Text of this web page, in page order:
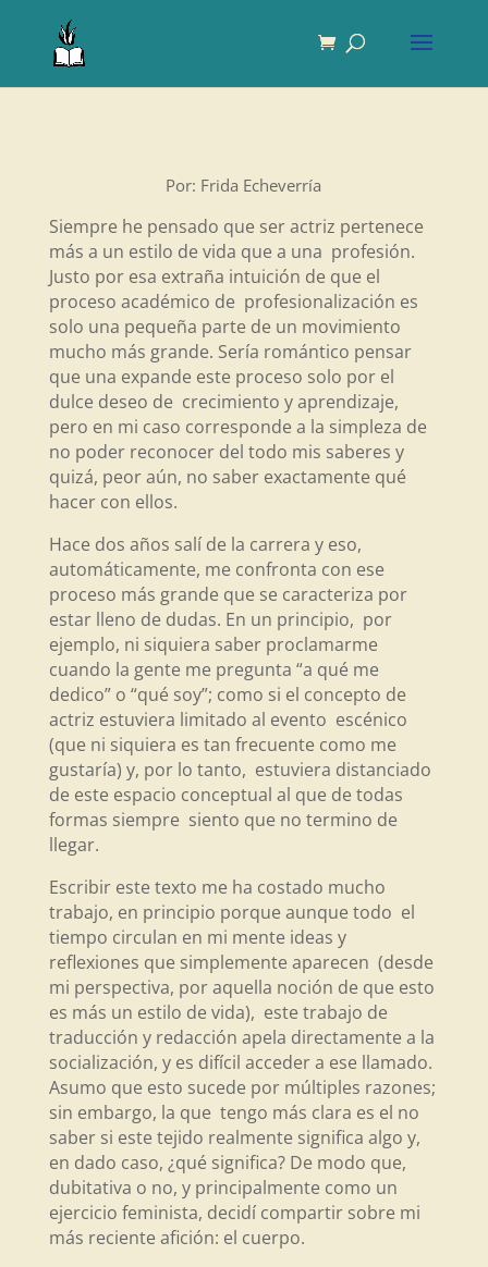
Por: Frida Echeverría
Siempre he pensado que ser actriz pertenece
más a un estilo de vida que a una profesión.
Justo por esa extraña intuición de que el
proceso académico de profesionalización es
solo una pequeña parte de un movimiento
mucho más grande. Sería romántico pensar
que una expande este proceso solo por el
dulce deseo de crecimiento y aprendizaje,
pero en mi caso corresponde a la simpleza de
no poder reconocer del todo mis saberes y
quizá, peor aún, no saber exactamente qué
hacer con ellos.
Hace dos años salí de la carrera y eso,
automáticamente, me confronta con ese
proceso más grande que se caracteriza por
estar lleno de dudas. En un principio, por
ejemplo, ni siquiera saber proclamarme
cuando la gente me pregunta “a qué me
dedico” o “qué soy”; como si el concepto de
actriz estuviera limitado al evento escénico
(que ni siquiera es tan frecuente como me
gustaría) y, por lo tanto, estuviera distanciado
de este espacio conceptual al que de todas
formas siempre siento que no termino de
llegar.
Escribir este texto me ha costado mucho
trabajo, en principio porque aunque todo el
tiempo circulan en mi mente ideas y
reflexiones que simplemente aparecen (desde
mi perspectiva, por aquella noción de que esto
es más un estilo de vida), este trabajo de
traducción y redacción apela directamente a la
socialización, y es difícil acceder a ese llamado.
Asumo que esto sucede por múltiples razones;
sin embargo, la que tengo más clara es el no
saber si este tejido realmente significa algo y,
en dado caso, ¿qué significa? De modo que,
dubitativa o no, y principalmente como un
ejercicio feminista, decidí compartir sobre mi
más reciente afición: el cuerpo.